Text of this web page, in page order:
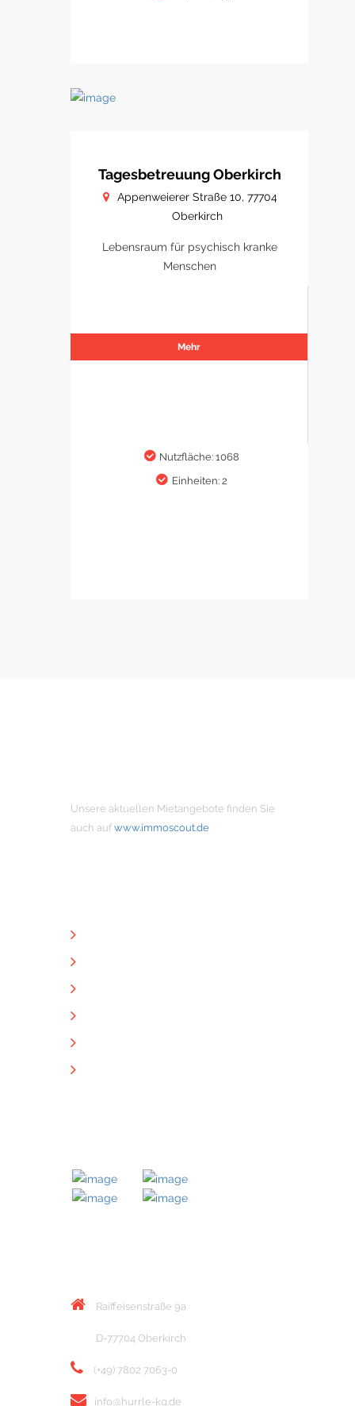
Tagesbetreuung Oberkirch
Appenweierer Straße 10, 77704
Oberkirch
Lebensraum für psychisch kranke
Menschen
Mehr
Nutzfläche: 1068
Einheiten: 2
Unsere aktuellen Mietangebote finden Sie
auch auf www.immoscout.de
Raiffeisenstraße 9a
D-77704 Oberkirch
(+49) 7802 7063-0
info@hurrle-kg.de